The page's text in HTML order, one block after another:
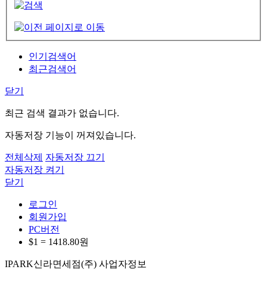
인기검색어
최근검색어
닫기
최근 검색 결과가 없습니다.
자동저장 기능이 꺼져있습니다.
전체삭제 자동저장 끄기
자동저장 켜기
닫기
로그인
회원가입
PC버전
$1 = 1418.80원
IPARK신라면세점(주) 사업자정보